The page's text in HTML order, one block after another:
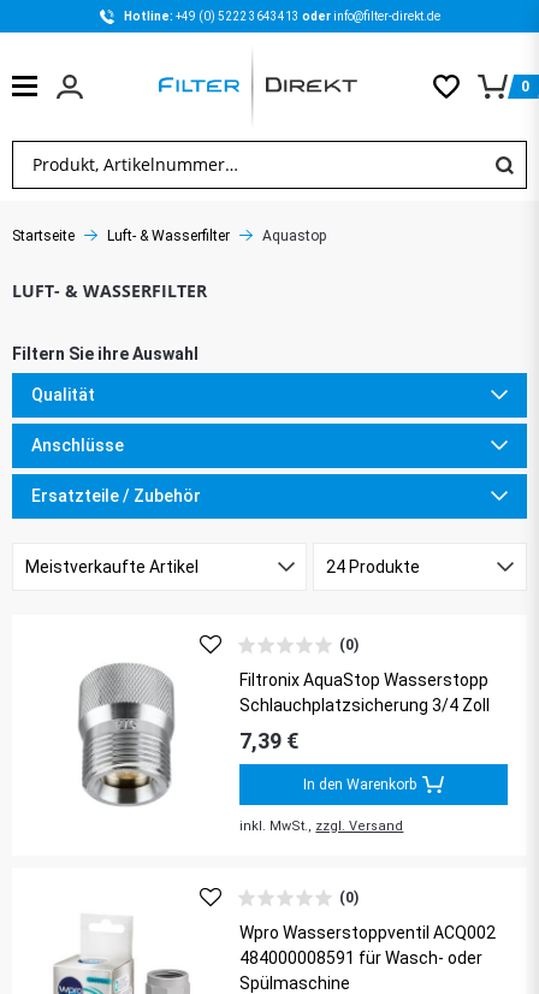
Hotline: +49 (0) 5222 3643413 oder info@filter-direkt.de
0
Startseite Luft- & Wasserfilter Aquastop
Qualität
Anschlüsse
Ersatzteile / Zubehör
(0)
Filtronix AquaStop Wasserstopp
Schlauchplatzsicherung 3/4 Zoll
7,39 €
In den Warenkorb
inkl. MwSt., zzgl. Versand
(0)
Wpro Wasserstoppventil ACQ002
484000008591 für Wasch- oder
Spülmaschine